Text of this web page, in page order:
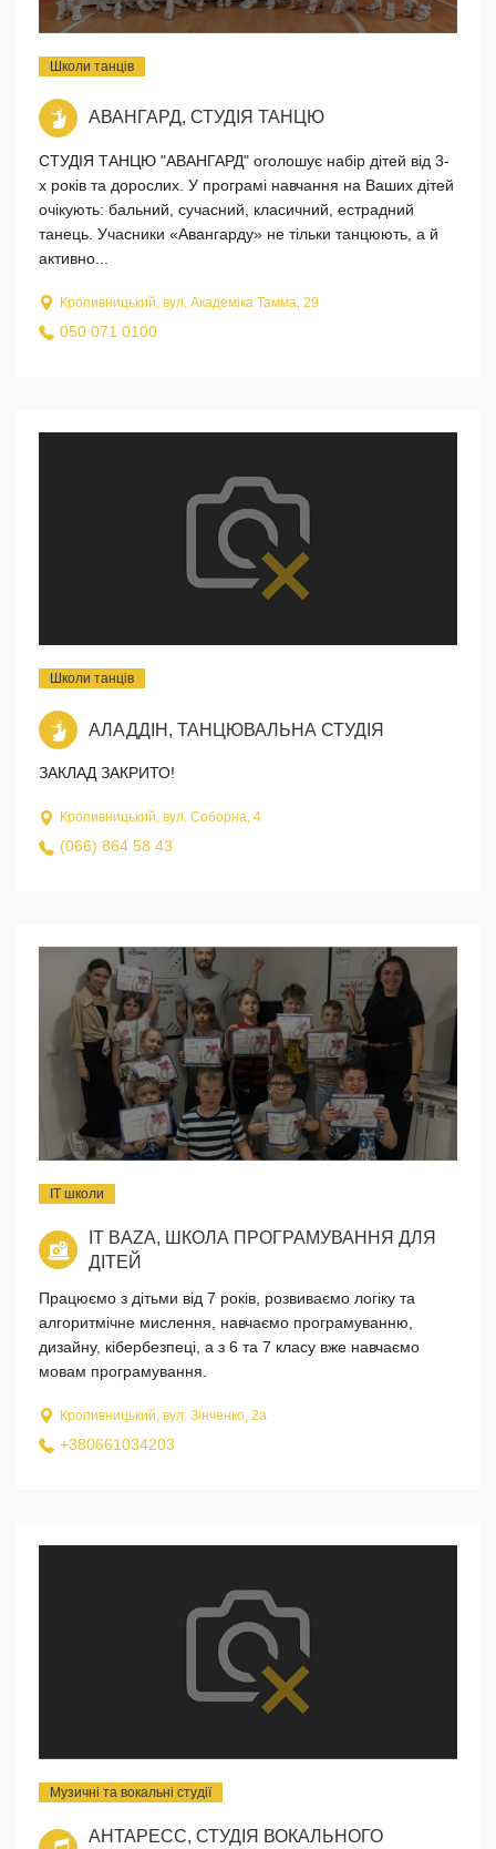
Школи танців
АВАНГАРД, СТУДІЯ ТАНЦЮ
СТУДІЯ ТАНЦЮ "АВАНГАРД" оголошує набір дітей від 3-
х років та дорослих. У програмі навчання на Ваших дітей
очікують: бальний, сучасний, класичний, естрадний
танець. Учасники «Авангарду» не тільки танцюють, а й
активно...
Кропивницький, вул. Академiка Тамма, 29
050 071 0100
Школи танців
АЛАДДІН, ТАНЦЮВАЛЬНА СТУДІЯ
ЗАКЛАД ЗАКРИТО!
Кропивницький, вул. Соборна, 4
(066) 864 58 43
IT школи
IT BAZA, ШКОЛА ПРОГРАМУВАННЯ ДЛЯ
ДІТЕЙ
Працюємо з дітьми від 7 років, розвиваємо логіку та
алгоритмічне мислення, навчаємо програмуванню,
дизайну, кібербезпеці, а з 6 та 7 класу вже навчаємо
мовам програмування.
Кропивницький, вул. Зінченко, 2а
+380661034203
Музичні та вокальні студії
АНТАРЕСС, СТУДІЯ ВОКАЛЬНОГО